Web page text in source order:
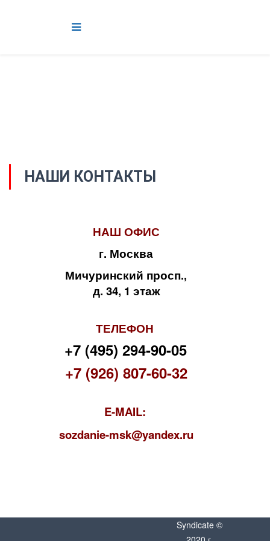
НАШИ КОНТАКТЫ
НАШ ОФИС
г. Москва
Мичуринский просп.,
д. 34, 1 этаж
ТЕЛЕФОН
+7 (495) 294-90-05
+7 (926) 807-60-32
E-MAIL:
sozdanie-msk@yandex.ru
Syndicate ©